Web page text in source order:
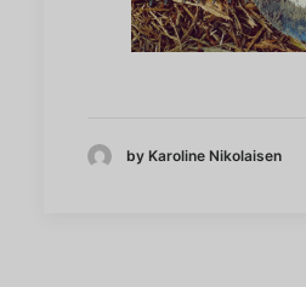
by Karoline Nikolaisen